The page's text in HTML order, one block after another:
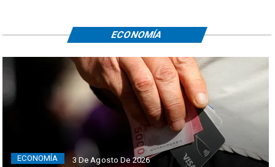
ECONOMÍA 3 De Agosto De 2026
ECONOMÍA